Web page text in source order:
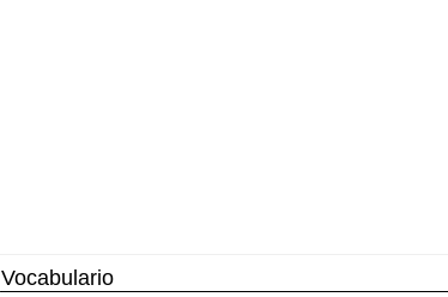
Vocabulario